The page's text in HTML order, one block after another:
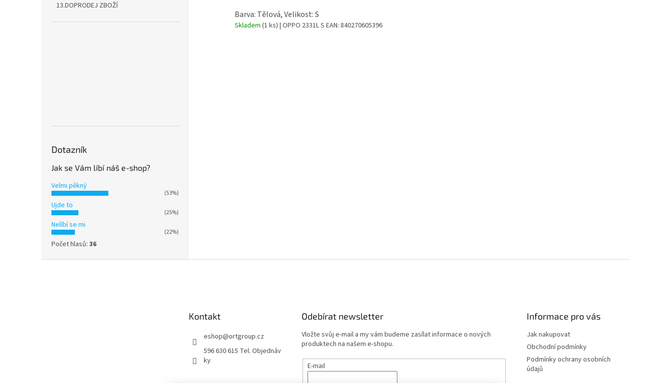
13.DOPRODEJ ZBOŽÍ
Dotazník
Jak se Vám líbí náš e-shop?
Velmi pěkný
(53%)
Ujde to
(25%)
Nelíbí se mi
(22%)
Počet hlasů: 36
Barva: Tělová, Velikost: S
Skladem (1 ks) | OPPO 2331L S EAN: 840270605396
Kontakt
eshop@ortgroup.cz
596 630 615 Tel. Objednáv
ky
Odebírat newsletter
Vložte svůj e-mail a my vám budeme zasílat informace o nových
produktech na našem e-shopu.
E-mail
Informace pro vás
Jak nakupovat
Obchodní podmínky
Podmínky ochrany osobních
údajů